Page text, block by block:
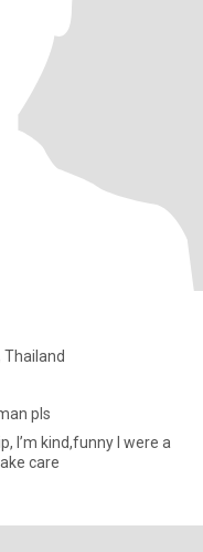
pls
I’m kind,funny I were a
care